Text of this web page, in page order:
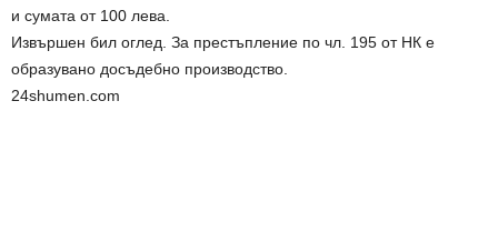
и сумата от 100 лева.
Извършен бил оглед. За престъпление по чл. 195 от НК е
образувано досъдебно производство.
24shumen.com